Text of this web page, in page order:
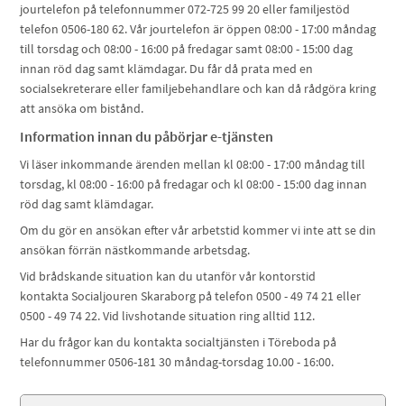
jourtelefon på telefonnummer 072-725 99 20 eller familjestöd
telefon 0506-180 62. Vår jourtelefon är öppen 08:00 - 17:00 måndag
till torsdag och 08:00 - 16:00 på fredagar samt 08:00 - 15:00 dag
innan röd dag samt klämdagar. Du får då prata med en
socialsekreterare eller familjebehandlare och kan då rådgöra kring
att ansöka om bistånd.
Information innan du påbörjar e-tjänsten
Vi läser inkommande ärenden mellan kl 08:00 - 17:00 måndag till
torsdag, kl 08:00 - 16:00 på fredagar och kl 08:00 - 15:00 dag innan
röd dag samt klämdagar.
Om du gör en ansökan efter vår arbetstid kommer vi inte att se din
ansökan förrän nästkommande arbetsdag.
Vid brådskande situation kan du utanför vår kontorstid
kontakta Socialjouren Skaraborg på telefon 0500 - 49 74 21 eller
0500 - 49 74 22. Vid livshotande situation ring alltid 112.
Har du frågor kan du kontakta socialtjänsten i Töreboda på
telefonnummer 0506-181 30 måndag-torsdag 10.00 - 16:00.